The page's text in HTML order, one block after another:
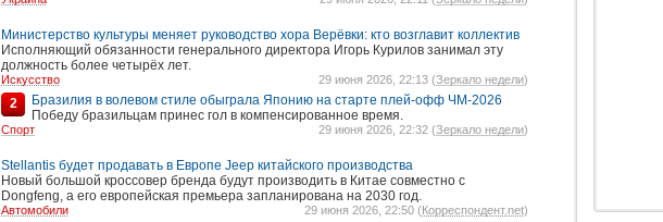
Министерство культуры меняет руководство хора Верёвки: кто возглавит коллектив
Исполняющий обязанности генерального директора Игорь Курилов занимал эту
должность более четырёх лет.
Искусство 29 июня 2026, 22:13 (Зеркало недели)
2
Бразилия в волевом стиле обыграла Японию на старте плей-офф ЧМ-2026
Победу бразильцам принес гол в компенсированное время.
Спорт 29 июня 2026, 22:32 (Зеркало недели)
Stellantis будет продавать в Европе Jeep китайского производства
Новый большой кроссовер бренда будут производить в Китае совместно с
Dongfeng, а его европейская премьера запланирована на 2030 год.
Автомобили 29 июня 2026, 22:50 (Корреспондент.net)